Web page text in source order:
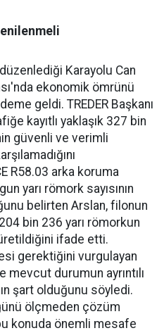
Karayolu Can
ekonomik ömrünü
geldi. TREDER Başkanı
kayıtlı yaklaşık 327 bin
güvenli ve verimli
R58.03 arka koruma
yarı römork sayısının
belirten Arslan, filonun
bin 236 yarı römorkun
ifade etti.
gerektiğini vurgulayan
durumun ayrıntılı
şart olduğunu söyledi.
ölçmeden çözüm
konuda önemli mesafe